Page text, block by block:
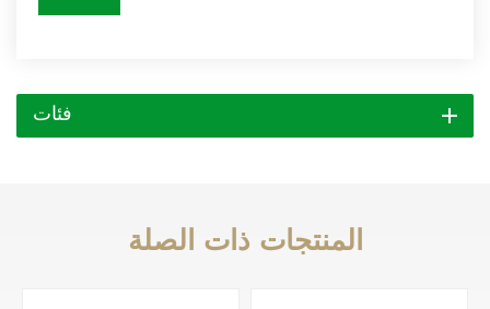
فئات
المنتجات ذات الصلة